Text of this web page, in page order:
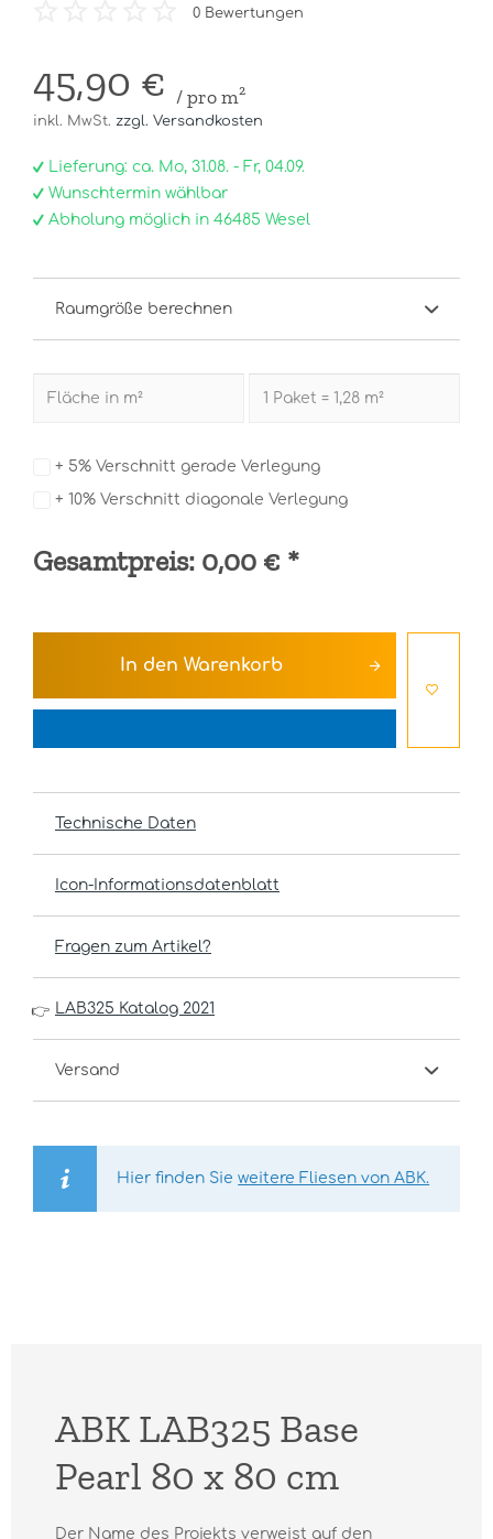
0 Bewertungen
45,90 € / pro m²
inkl. MwSt. zzgl. Versandkosten
Lieferung: ca. Mo, 31.08. - Fr, 04.09.
Wunschtermin wählbar
Abholung möglich in 46485 Wesel
Raumgröße berechnen
+ 5% Verschnitt gerade Verlegung
+ 10% Verschnitt diagonale Verlegung
Gesamtpreis: 0,00 € *
In den Warenkorb
Technische Daten
Icon-Informationsdatenblatt
Fragen zum Artikel?
👉 LAB325 Katalog 2021
Versand
Hier finden Sieweitere Fliesen von ABK.
ABK LAB325 Base
Pearl 80 x 80 cm
Der Name des Projekts verweist auf den